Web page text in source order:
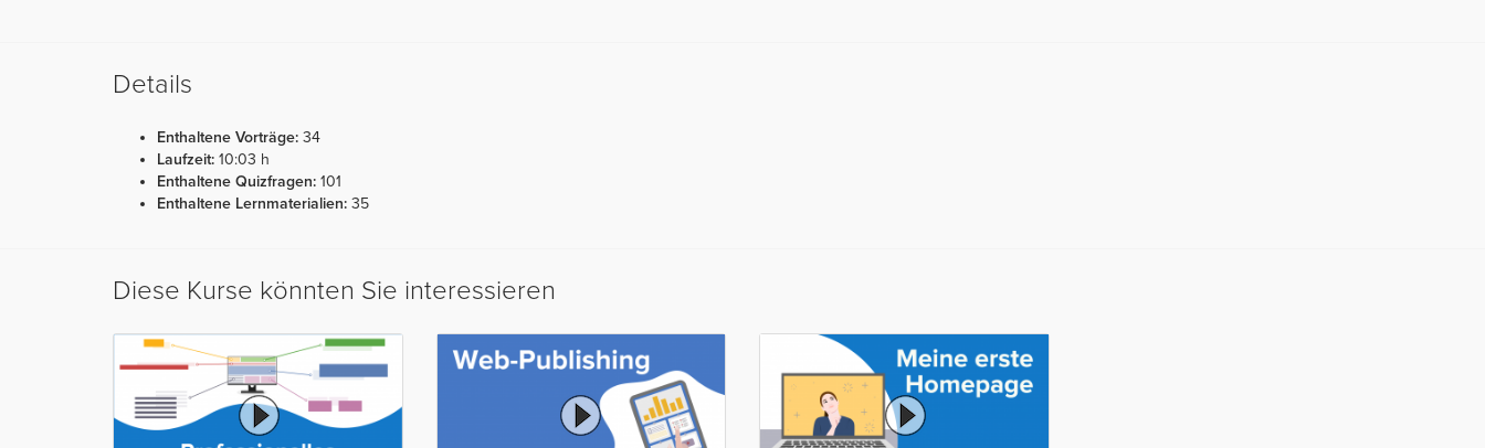
Details
Enthaltene Vorträge: 34
Laufzeit: 10:03 h
Enthaltene Quizfragen: 101
Enthaltene Lernmaterialien: 35
Diese Kurse könnten Sie interessieren